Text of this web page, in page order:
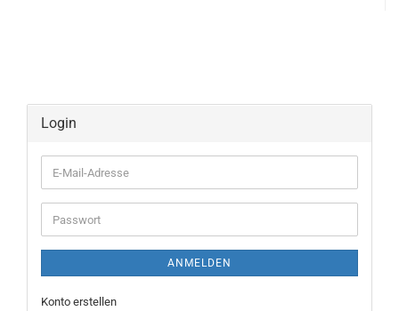
Login
E-
Mail-
Adresse
Passwort
ANMELDEN
Konto erstellen